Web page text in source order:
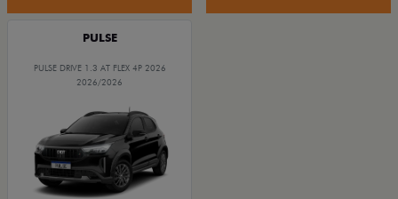
PULSE
PULSE DRIVE 1.3 AT FLEX 4P 2026
2026/2026